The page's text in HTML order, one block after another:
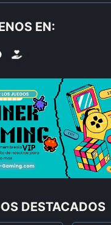
EN:
DESTACADOS